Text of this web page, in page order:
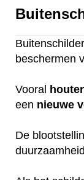
beschermen
Vooral
een nieuwe
De